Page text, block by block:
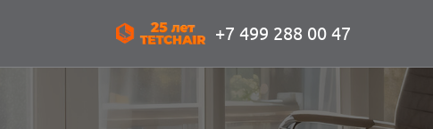
+7 499 288 00 47